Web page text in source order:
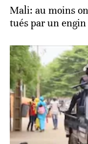
Mali: au moins
tués par un